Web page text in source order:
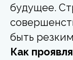
будущее.
быть
Как